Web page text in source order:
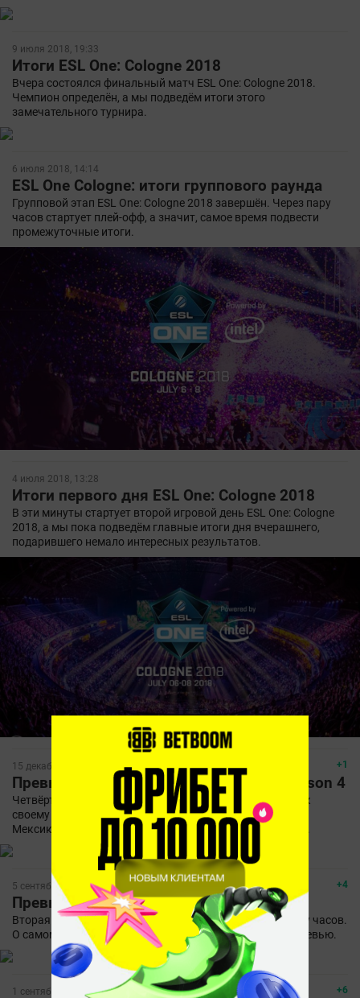
9 июля 2018, 19:33
Итоги ESL One: Cologne 2018
Вчера состоялся финальный матч ESL One: Cologne 2018.
Чемпион определён, а мы подведём итоги этого
замечательного турнира.
6 июля 2018, 14:14
ESL One Cologne: итоги группового раунда
Групповой этап ESL One: Cologne 2018 завершён. Через пару
часов стартует плей-офф, а значит, самое время подвести
промежуточные итоги.
4 июля 2018, 13:28
Итоги первого дня ESL One: Cologne 2018
В эти минуты стартует второй игровой день ESL One: Cologne
2018, а мы пока подведём главные итоги дня вчерашнего,
подарившего немало интересных результатов.
+1
15 декабря 2017, 18:01
Превью Esports Championship Series Season 4
Четвёртый сезон Esports Championship Series подходит к
своему логическому завершению в лице LAN-финала в
Мексике. Пришло время познакомиться с участниками.
+4
5 сентября 2017, 17:57
Превью второй недели ESL Pro League 6
Вторая неделя ESL Pro League 6 стартует уже через пару часов.
О самом интересном, что нас ждёт - читайте в нашем превью.
+6
1 сентября 2017, 11:39